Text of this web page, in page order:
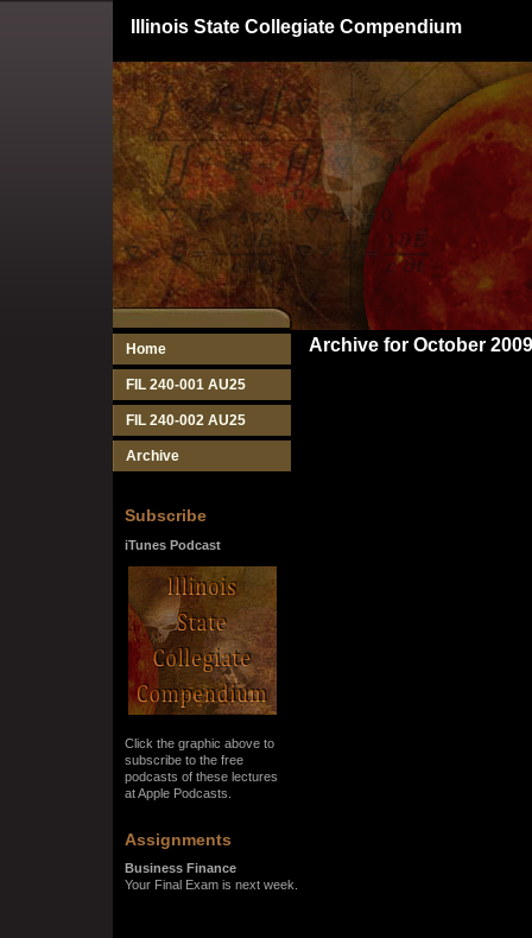
Illinois State Collegiate Compendium
Home
FIL 240-001 AU25
FIL 240-002 AU25
Archive
Subscribe
iTunes Podcast
Click the graphic above to
subscribe to the free
podcasts of these lectures
at Apple Podcasts.
Assignments
Business Finance
Your Final Exam is next week.
Archive for October 2009